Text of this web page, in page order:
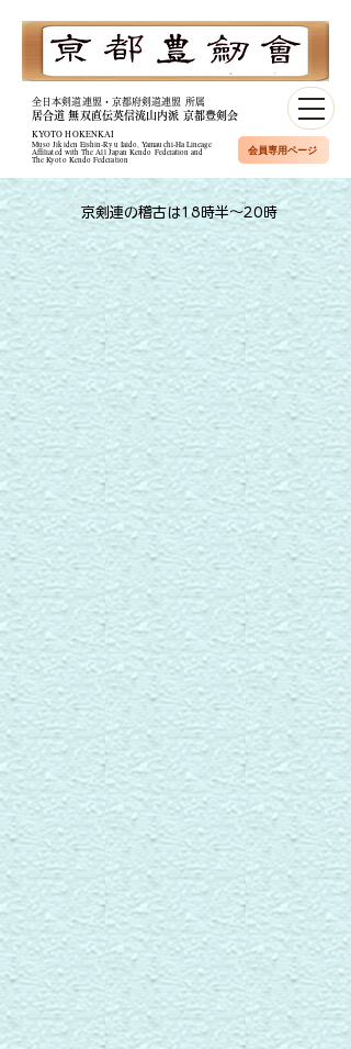
全日本剣道連盟・京都府剣道連盟 所属
居合道 無双直伝英信流山内派 京都豊剣会
KYOTO HOKENKAI
Muso Jikiden Eishin-Ryu Iaido, Yamauchi-Ha Lineage​
Affiliated with The All Japan Kendo Federation and
The Kyoto Kendo Federation
会員専用ページ
​京剣連の稽古は18時半～20時